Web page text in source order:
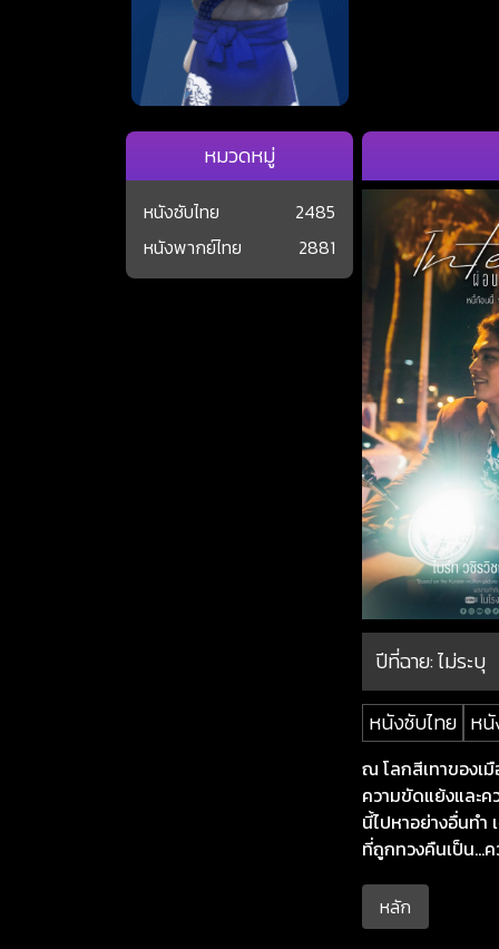
ปีที่ฉาย:ไม่ระบุ
หนังซับไทย หนั
ณ โลกสีเทาของเ
ความขัดแย้งและค
นี้ไปหาอย่างอื่นท
ที่ถูกทวงคืนเป็น…
หลัก
หมวดหมู่
หนังซับไทย
2485
หนังพากย์ไทย
2881